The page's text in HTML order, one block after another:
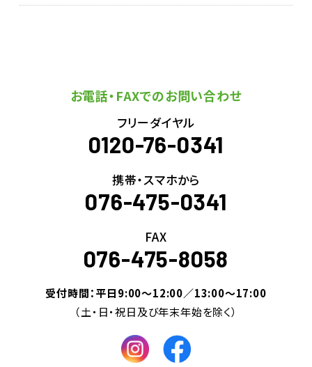
お電話・FAXでのお問い合わせ
フリーダイヤル
0120-76-0341
携帯・スマホから
076-475-0341
FAX
076-475-8058
受付時間：平日9:00～12:00／13:00～17:00
（土・日・祝日及び年末年始を除く）